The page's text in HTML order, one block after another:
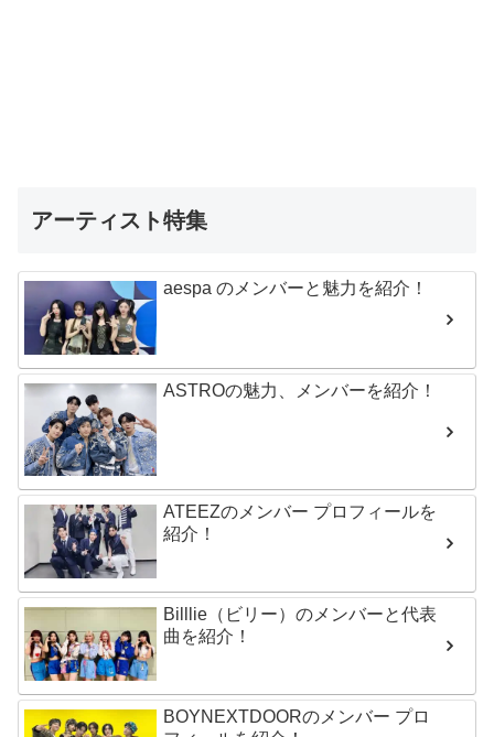
アーティスト特集
aespa のメンバーと魅力を紹介！
ASTROの魅力、メンバーを紹介！
ATEEZのメンバー プロフィールを
紹介！
Billlie（ビリー）のメンバーと代表
曲を紹介！
BOYNEXTDOORのメンバー プロ